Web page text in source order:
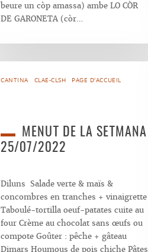
beure un còp amassa) ambe LO CÒR
DE GARONETA (còr…
CANTINA CLAE-CLSH PAGE D'ACCUEIL
MENUT DE LA SETMANA
25/07/2022
Diluns Salade verte & maïs &
concombres en tranches + vinaigrette
Taboulé-tortilla oeuf-patates cuite au
four Crème au chocolat sans œufs ou
compote Goûter : pêche + gâteau
Dimars Houmous de pois chiche Pâtes